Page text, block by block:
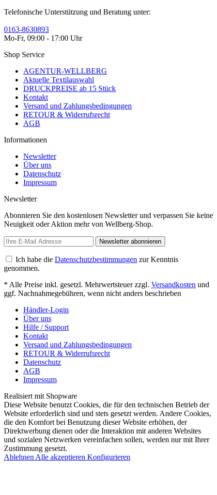
Telefonische Unterstützung und Beratung unter:
0163-8630893
Mo-Fr, 09:00 - 17:00 Uhr
Shop Service
AGENTUR-WELLBERG
Aktuelle Textilauswahl
DRUCKPREISE ab 15 Stück
Kontakt
Versand und Zahlungsbedingungen
RETOUR & Widerrufsrecht
AGB
Informationen
Newsletter
Über uns
Datenschutz
Impressum
Newsletter
Abonnieren Sie den kostenlosen Newsletter und verpassen Sie keine
Neuigkeit oder Aktion mehr von Wellberg-Shop.
Newsletter abonnieren
Ich habe die Datenschutzbestimmungen zur Kenntnis
genommen.
* Alle Preise inkl. gesetzl. Mehrwertsteuer zzgl. Versandkosten und
ggf. Nachnahmegebühren, wenn nicht anders beschrieben
Händler-Login
Über uns
Hilfe / Support
Kontakt
Versand und Zahlungsbedingungen
RETOUR & Widerrufsrecht
Datenschutz
AGB
Impressum
Realisiert mit Shopware
Diese Website benutzt Cookies, die für den technischen Betrieb der
Website erforderlich sind und stets gesetzt werden. Andere Cookies,
die den Komfort bei Benutzung dieser Website erhöhen, der
Direktwerbung dienen oder die Interaktion mit anderen Websites
und sozialen Netzwerken vereinfachen sollen, werden nur mit Ihrer
Zustimmung gesetzt.
Ablehnen Alle akzeptieren Konfigurieren